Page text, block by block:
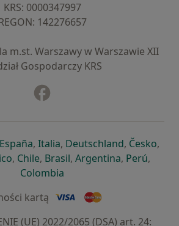
KRS: ⁠0000347997
⁠142276657
m.st. Warszawy w Warszawie XII
Gospodarczy KRS
w nowej karcie
się w nowej karcie
Españaotwiera się w nowej karcie
, Italiaotwiera się w nowej
, Deutschlandotwiera się
, Česko,
się w nowej karcie
otwiera się w nowej karcie
, Chileotwiera się w nowej karcie
, Brasilotwiera się w nowej
, Argentinaotwiera się
, Perú,
Colombia
kartą
(UE) 2022/2065 (DSA) art. 24: